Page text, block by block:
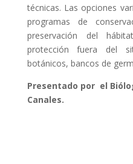
técnicas. Las opciones
programas de
preservación del
protección fuera del
botánicos, bancos de
Presentado por el
Canales.